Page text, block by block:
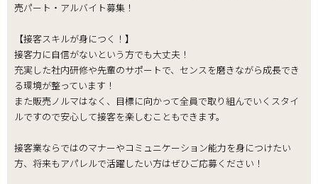
売パート・アルバイト募集！
【接客スキルが身につく！】
接客力に自信がないという方でも大丈夫！
充実した社内研修や先輩のサポートで、センスを磨きながら成長でき
る環境が整っています！
また販売ノルマはなく、目標に向かって全員で取り組んでいくスタイ
ルですので安心して接客を楽しむこともできます。
接客業ならではのマナーやコミュニケーション能力を身につけたい
方、将来もアパレルで活躍したい方はぜひご応募ください！